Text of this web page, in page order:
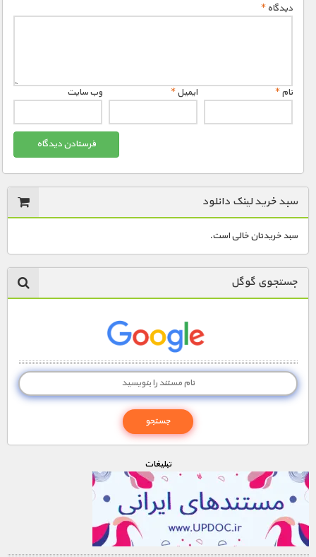
دیدگاه*
نام* ایمیل* وب‌ سایت
سبد خرید لینک دانلود
سبد خریدتان خالی است.
جستجوی گوگل
تبليغات